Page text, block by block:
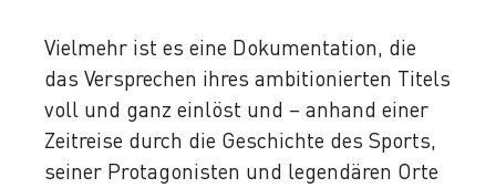
Vielmehr ist es eine Dokumentation, die
das Versprechen ihres ambitionierten Titels
voll und ganz einlöst und – anhand einer
Zeitreise durch die Geschichte des Sports,
seiner Protagonisten und legendären Orte